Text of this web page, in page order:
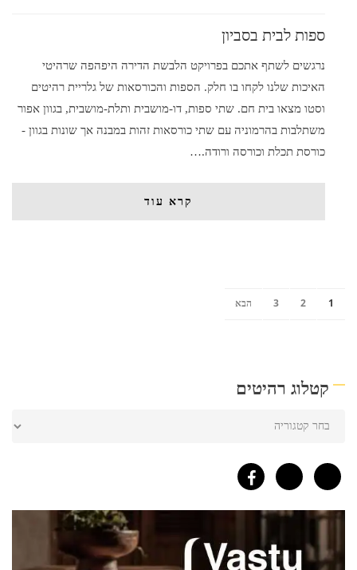
ספות לבית בסביון
נרגשים לשתף אתכם בפרויקט הלבשת הדירה היפהפה שרהיטי
האיכות שלנו לקחו בו חלק. הספות והכורסאות של גלריית רהיטים
וסטו מצאו בית חם. שתי ספות, דו-מושבית ותלת-מושבית, בגוון אפור
משתלבות בהרמוניה עם שתי כורסאות זהות במבנה אך שונות בגוון -
כורסת תכלת וכורסה ורודה.…
קרא עוד
1
2
3 הבא
קטלוג רהיטים